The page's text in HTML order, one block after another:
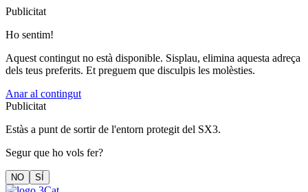
Publicitat
Ho sentim!
Aquest contingut no està disponible. Sisplau, elimina aquesta adreça
dels teus preferits. Et preguem que disculpis les molèsties.
Anar al contingut
Publicitat
Estàs a punt de sortir de l'entorn protegit del SX3.
Segur que ho vols fer?
NO SÍ